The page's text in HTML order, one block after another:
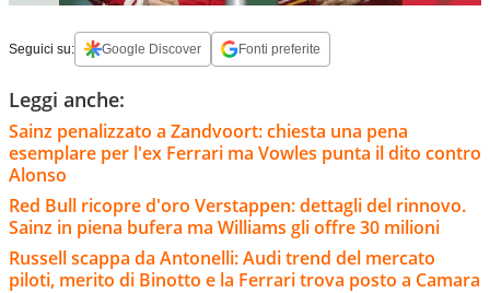
Seguici su: Google Discover Fonti preferite
Leggi anche:
Sainz penalizzato a Zandvoort: chiesta una pena
esemplare per l'ex Ferrari ma Vowles punta il dito contro
Alonso
Red Bull ricopre d'oro Verstappen: dettagli del rinnovo.
Sainz in piena bufera ma Williams gli offre 30 milioni
Russell scappa da Antonelli: Audi trend del mercato
piloti, merito di Binotto e la Ferrari trova posto a Camara